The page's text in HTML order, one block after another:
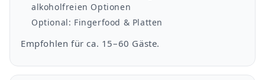
alkoholfreien Optionen
Optional: Fingerfood & Platten
Empfohlen für ca. 15–60 Gäste.